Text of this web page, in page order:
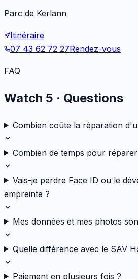
Parc de Kerlann
Itinéraire
07 43 62 72 27Rendez-vous
FAQ
Watch 5 · Questions
Combien coûte la réparation
Combien de temps pour
Vais-je perdre Face ID ou le
empreinte ?
Mes données et mes photos
Quelle différence avec le SAV
Paiement en plusieurs fois ?